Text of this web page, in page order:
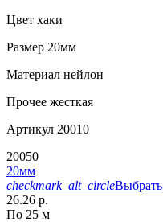
Цвет хаки
Размер 20мм
Материал нейлон
Прочее жесткая
Артикул 20010
20050
20мм
checkmark_alt_circleВыбрать
26.26 р.
По 25 м